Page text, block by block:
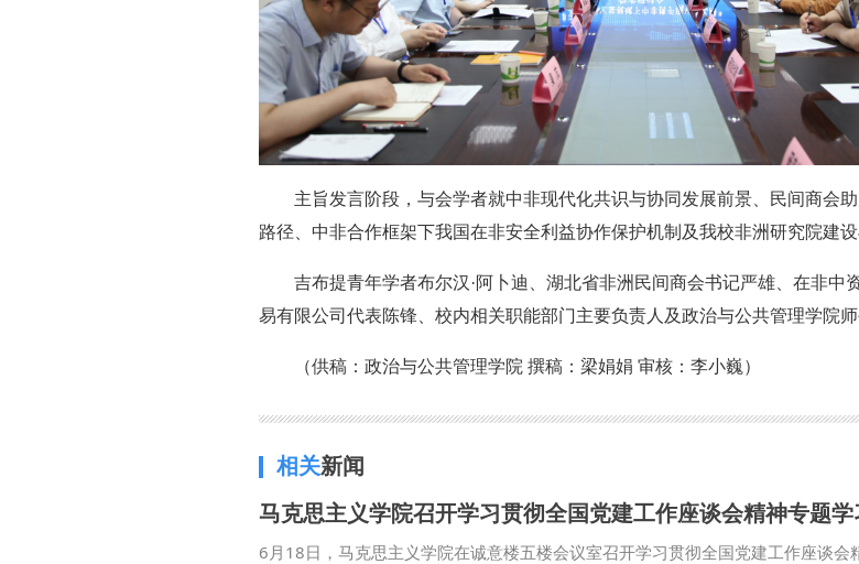
主旨发言阶段，与会学者就中非现代化共识与协同发展前景、民间商会
路径、中非合作框架下我国在非安全利益协作保护机制及我校非洲研究院建设
吉布提青年学者布尔汉·阿卜迪、湖北省非洲民间商会书记严雄、在非中
易有限公司代表陈锋、校内相关职能部门主要负责人及政治与公共管理学院师
（供稿：政治与公共管理学院 撰稿：梁娟娟 审核：李小巍）
相关新闻
马克思主义学院召开学习贯彻全国党建工作座谈会精神专题
6月18日，马克思主义学院在诚意楼五楼会议室召开学习贯彻全国党建工作座谈会